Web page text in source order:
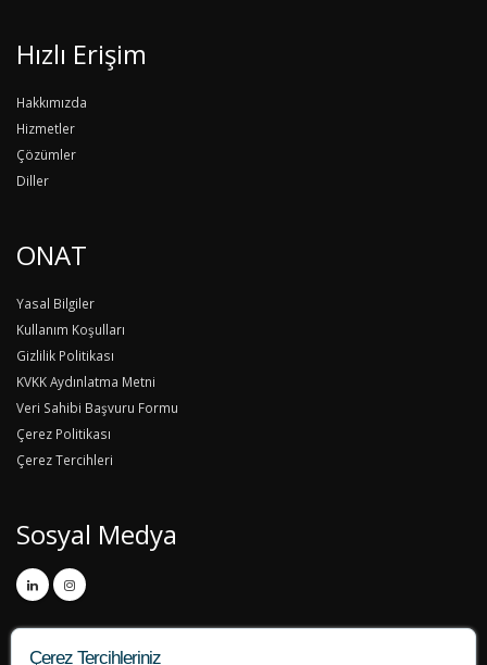
Hızlı Erişim
Hakkımızda
Hizmetler
Çözümler
Diller
ONAT
Yasal Bilgiler
Kullanım Koşulları
Gizlilik Politikası
KVKK Aydınlatma Metni
Veri Sahibi Başvuru Formu
Çerez Politikası
Çerez Tercihleri
Sosyal Medya
Çerez Tercihleriniz